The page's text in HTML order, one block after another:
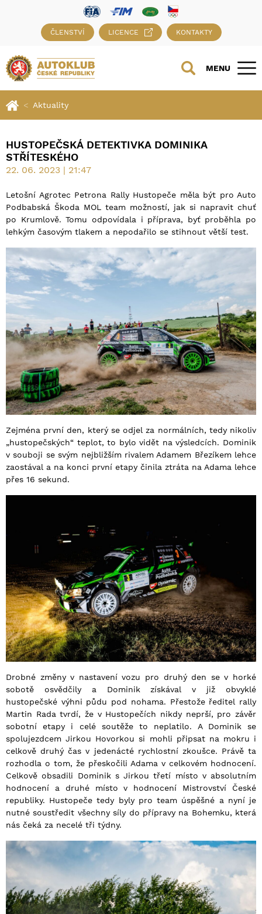
ČLENSTVÍ LICENCE KONTAKTY
MENU
Aktuality
HUSTOPEČSKÁ DETEKTIVKA DOMINIKA
STŘÍTESKÉHO
22. 06. 2023 | 21:47
Letošní Agrotec Petrona Rally Hustopeče měla být pro Auto
Podbabská Škoda MOL team možností, jak si napravit chuť
po Krumlově. Tomu odpovídala i příprava, byť proběhla po
lehkým časovým tlakem a nepodařilo se stihnout větší test.
Zejména první den, který se odjel za normálních, tedy nikoliv
„hustopečských“ teplot, to bylo vidět na výsledcích. Dominik
v souboji se svým nejbližším rivalem Adamem Březíkem lehce
zaostával a na konci první etapy činila ztráta na Adama lehce
přes 16 sekund.
Drobné změny v nastavení vozu pro druhý den se v horké
sobotě osvědčily a Dominik získával v již obvyklé
hustopečské výhni půdu pod nohama. Přestože ředitel rally
Martin Rada tvrdí, že v Hustopečích nikdy neprší, pro závěr
sobotní etapy i celé soutěže to neplatilo. A Dominik se
spolujezdcem Jirkou Hovorkou si mohli připsat na mokru i
celkově druhý čas v jedenácté rychlostní zkoušce. Právě ta
rozhodla o tom, že přeskočili Adama v celkovém hodnocení.
Celkově obsadili Dominik s Jirkou třetí místo v absolutním
hodnocení a druhé místo v hodnocení Mistrovství České
republiky. Hustopeče tedy byly pro team úspěšné a nyní je
nutné soustředit všechny síly do přípravy na Bohemku, která
nás čeká za necelé tři týdny.